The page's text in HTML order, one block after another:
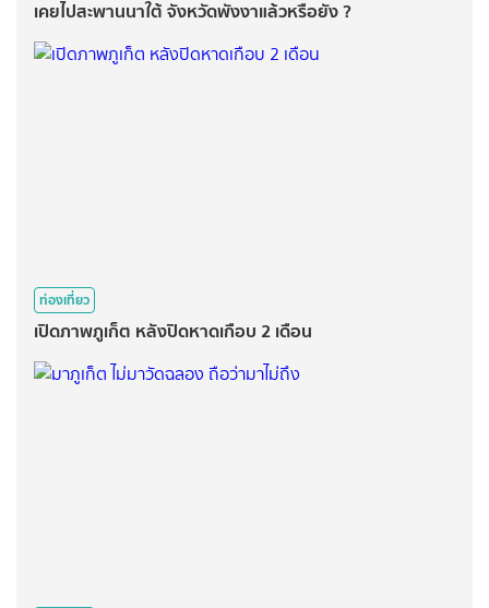
เคยไปสะพานนาใต้ จังหวัดพังงาแล้วหรือยัง ?
ท่องเที่ยว
เปิดภาพภูเก็ต หลังปิดหาดเกือบ 2 เดือน